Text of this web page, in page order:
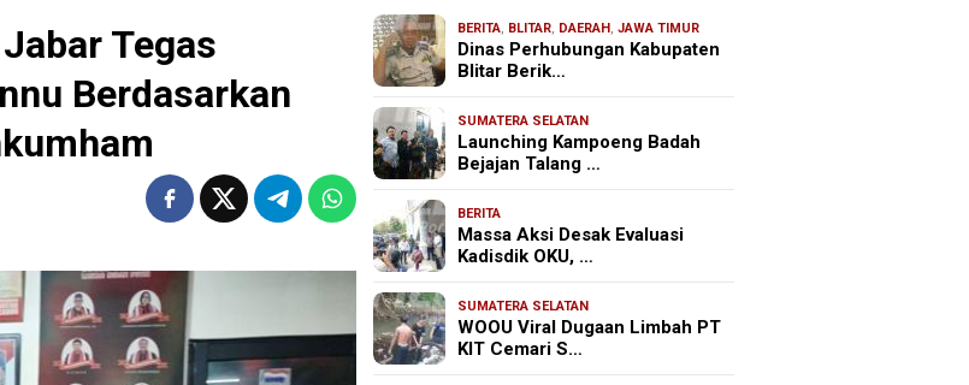
Tegas
Berdasarkan
BERITA, BLITAR, DAERAH ,JAWA TIMUR
Dinas Perhubungan Kabupaten
Blitar Berik…
SUMATERA SELATAN
Launching Kampoeng Badah
Bejajan Talang …
BERITA
Massa Aksi Desak Evaluasi
Kadisdik OKU, …
SUMATERA SELATAN
WOOU Viral Dugaan Limbah PT
KIT Cemari S…